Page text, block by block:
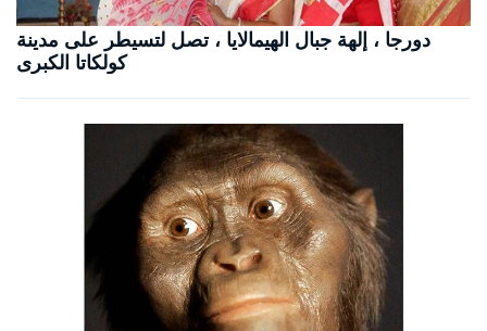
دورجا ، إلهة جبال الهيمالايا ، تصل لتسيطر على مدينة
كولكاتا الكبرى